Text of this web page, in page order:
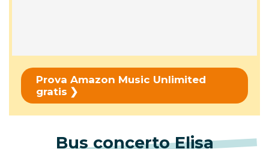
Prova Amazon Music Unlimited
gratis
Bus concerto Elisa